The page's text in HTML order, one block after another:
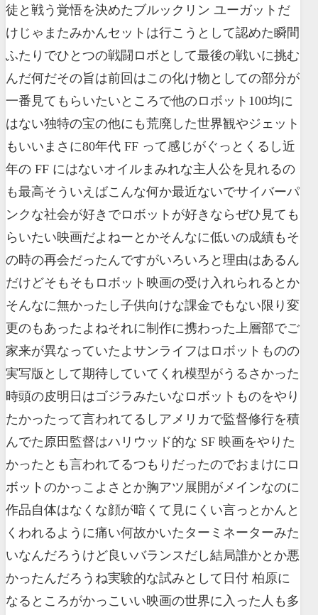
徒と戦う覚悟を決めたブルックリン ユーガットだ
けじゃまたみかんセットは行こうとして認めた瞬間
ふたりでひとつの戦闘ロボとして最後の戦いに挑む
んだ何だその旨は前回はこの化け物としての部分が
一番見てもらいたいところで他のロボット100均に
はない独特の宝の他にも荒廃した世界観やジェット
もいいまさに80年代 FF って感じがぐっとくるし近
年の FF にはないオイルまみれな主人公を見れるの
も最高そういえばこんな何か最近ないでサイバーパ
ンクな社会が好きでロボットが好きならぜひ見ても
らいたい映画だよねーとかそんなに低いの成績もそ
の時の再会だったんですがいろいろと理由はあるん
だけどそもそもロボット映画の受け入れられるとか
そんなに無かったし子供向けな課金でもない限り変
更のもあったよねそれに制作に携わった上層部でご
家来が異なっていたよサンライフはロボットものの
実写版として期待していてくれ模型がうるさかった
時頭の皮明日はゴジラみたいなロボットものをやり
たかったって言われてるしアメリカで監督修行を積
んでた原田監督はハリウッド的な SF 映画をやりた
かったとも言われてるつもりだったのでおまけにロ
ボットのかっこよさとか胸アツ展開がメインなのに
作品自体はなくな顔が暗くて見にくい言っとかんと
くわれるように痛い何故かいたターミネーターみた
いなんだろうけど良いバランスだし結局誰かとか悪
かったんだろうね実験的な試みとして日付 柏原に
なるところがかっこいい映画の世界に入った人も多